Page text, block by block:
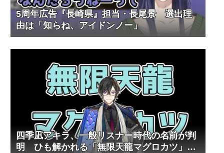
5周年広告『長崎県』担当・長尾景 選出理
由は「知らね、アイドンノー」
四季凪アキラ、一般リスナー時代の名前が判
明 ひも解かれる「無限天龍マグロカツ」の